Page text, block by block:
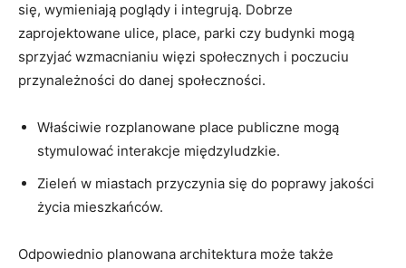
się, wymieniają poglądy i⁣ integrują. Dobrze
‌zaprojektowane‌ ulice, place, parki czy ‍budynki mogą
sprzyjać wzmacnianiu ‌więzi społecznych i poczuciu
przynależności do danej społeczności.
Właściwie rozplanowane‍ place publiczne mogą ​
stymulować interakcje międzyludzkie.
Zieleń w‍ miastach przyczynia się​ do⁣ poprawy jakości
życia mieszkańców.
Odpowiednio planowana architektura ‌może także